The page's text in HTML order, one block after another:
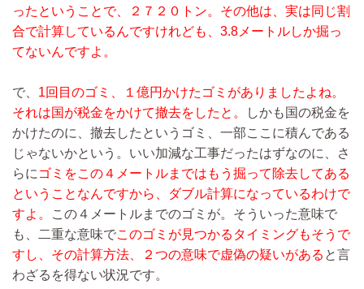
ったということで、２７２０トン。その他は、実は同じ割
合で計算しているんですけれども、3.8メートルしか掘っ
てないんですよ。
で、 1回目のゴミ、１億円かけたゴミがありましたよね。
それは国が税金をかけて撤去をしたと。
しかも国の税金を
かけたのに、撤去したというゴミ、一部ここに積んである
じゃないかという。いい加減な工事だったはずなのに、さ
らに ゴミをこの４メートルまではもう掘って除去してある
ということなんですから、ダブル計算になっているわけで
すよ。
この４メートルまでのゴミが。そういった意味で
も、二重な意味でこのゴミが見つかるタイミングもそうで
すし、その計算方法、２つの意味で虚偽の疑いがある と言
わざるを得ない状況です。